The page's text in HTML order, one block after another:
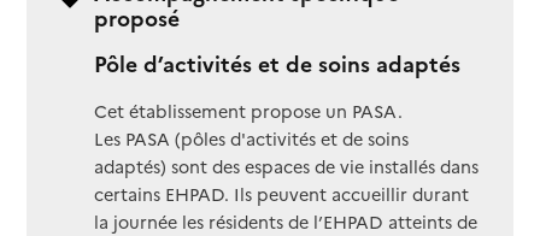
proposé
Pôle d’activités et de soins adaptés
Cet établissement propose un PASA.
Les PASA (pôles d'activités et de soins
adaptés) sont des espaces de vie installés dans
certains EHPAD. Ils peuvent accueillir durant
la journée les résidents de l’EHPAD atteints de